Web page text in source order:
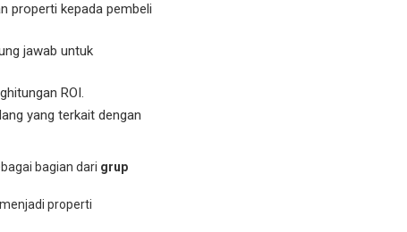
properti kepada pembeli
jawab untuk
ROI.
yang terkait dengan
bagian dari grup
menjadi properti